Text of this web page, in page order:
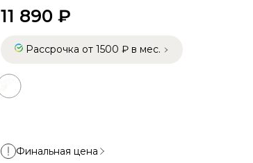
11 890 ₽
Рассрочка от 1500 ₽ в мес.
Финальная цена